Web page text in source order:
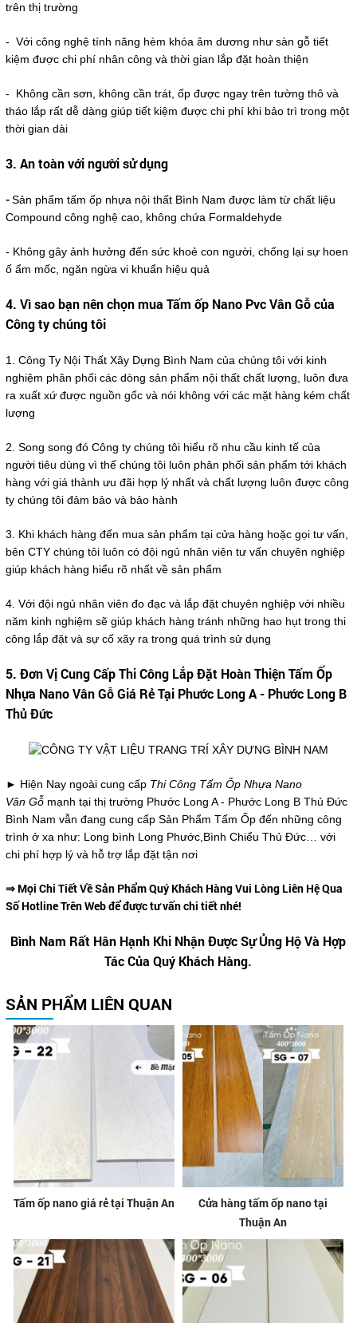
trên thị trường
- Với công nghệ tính năng hèm khóa âm dương như sàn gỗ tiết
kiệm được chi phí nhân công và thời gian lắp đặt hoàn thiện
- Không cần sơn, không cần trát, ốp được ngay trên tường thô và
tháo lắp rất dễ dàng giúp tiết kiệm được chi phí khi bảo trì trong một
thời gian dài
3. An toàn với người sử dụng
-Sản phẩm tấm ốp nhựa nội thất Bình Nam được làm từ chất liệu
Compound công nghệ cao, không chứa Formaldehyde
- Không gây ảnh hưởng đến sức khoẻ con người, chống lại sự hoen
ố ẩm mốc, ngăn ngừa vi khuẩn hiệu quả
4. Vì sao bạn nên chọn mua Tấm ốp Nano Pvc Vân Gỗ của
Công ty chúng tôi
1. Công Ty Nội Thất Xây Dựng Bình Nam của chúng tôi với kinh
nghiệm phân phối các dòng sản phẩm nội thất chất lượng, luôn đưa
ra xuất xứ được nguồn gốc và nói không với các mặt hàng kém chất
lượng
2. Song song đó Công ty chúng tôi hiểu rõ nhu cầu kinh tế của
người tiêu dùng vì thế chúng tôi luôn phân phối sản phẩm tới khách
hàng với giá thành ưu đãi hợp lý nhất và chất lượng luôn được công
ty chúng tôi đảm bảo và bảo hành
3. Khi khách hàng đến mua sản phẩm tại cửa hàng hoặc gọi tư vấn,
bên CTY chúng tôi luôn có đội ngủ nhân viên tư vấn chuyên nghiệp
giúp khách hàng hiểu rõ nhất về sản phẩm
4. Với đội ngủ nhân viên đo đạc và lắp đặt chuyên nghiệp với nhiều
năm kinh nghiệm sẽ giúp khách hàng tránh những hao hụt trong thi
công lắp đặt và sự cố xãy ra trong quá trình sử dụng
5. Đơn Vị Cung Cấp Thi Công Lắp Đặt Hoàn Thiện Tấm Ốp
Nhựa Nano Vân Gỗ Giá Rẻ Tại Phước Long A - Phước Long B
Thủ Đức
► Hiện Nay ngoài cung cấp Thi Công Tấm Ốp Nhựa Nano
Vân Gỗ mạnh tại thị trường Phước Long A - Phước Long B Thủ Đức
Bình Nam vẫn đang cung cấp Sản Phẩm Tấm Ốp đến những công
trình ở xa như: Long bình Long Phước,Bình Chiểu Thủ Đức… với
chi phí hợp lý và hỗ trợ lắp đặt tận nơi
⇒ Mọi Chi Tiết Về Sản Phẩm Quý Khách Hàng Vui Lòng Liên Hệ Qua
Số Hotline Trên Web để được tư vấn chi tiết nhé!
Bình Nam Rất Hân Hạnh Khi Nhận Được Sự Ủng Hộ Và Hợp
Tác Của Quý Khách Hàng.
SẢN PHẨM LIÊN QUAN
Tấm ốp nano giá rẻ tại Thuận An
Cửa hàng tấm ốp nano tại
Thuận An